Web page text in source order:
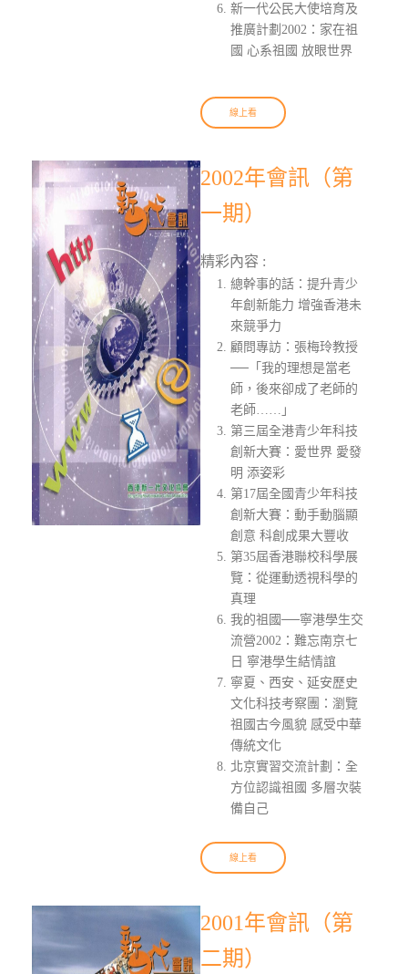
新一代公民大使培育及
推廣計劃2002：家在祖
國 心系祖國 放眼世界
線上看
2002年會訊（第
一期）
精彩內容 :
總幹事的話：提升青少
年創新能力 增強香港未
來競爭力
顧問專訪：張梅玲教授
──「我的理想是當老
師，後來卻成了老師的
老師……」
第三屆全港青少年科技
創新大賽：愛世界 愛發
明 添姿彩
第17屆全國青少年科技
創新大賽：動手動腦顯
創意 科創成果大豐收
第35屆香港聯校科學展
覽：從運動透視科學的
真理
我的祖國──寧港學生交
流營2002：難忘南京七
日 寧港學生結情誼
寧夏、西安、延安歷史
文化科技考察團：瀏覽
祖國古今風貌 感受中華
傳統文化
北京實習交流計劃：全
方位認識祖國 多層次裝
備自己
線上看
2001年會訊（第
二期）